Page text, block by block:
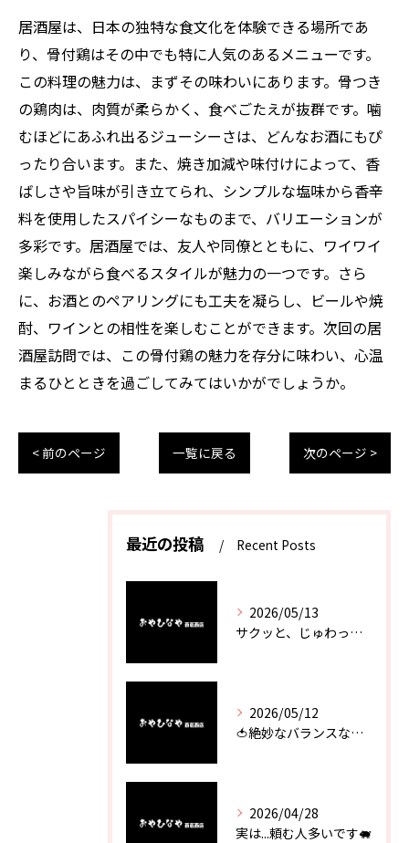
居酒屋は、日本の独特な食文化を体験できる場所であ
り、骨付鶏はその中でも特に人気のあるメニューです。
この料理の魅力は、まずその味わいにあります。骨つき
の鶏肉は、肉質が柔らかく、食べごたえが抜群です。噛
むほどにあふれ出るジューシーさは、どんなお酒にもぴ
ったり合います。また、焼き加減や味付けによって、香
ばしさや旨味が引き立てられ、シンプルな塩味から香辛
料を使用したスパイシーなものまで、バリエーションが
多彩です。居酒屋では、友人や同僚とともに、ワイワイ
楽しみながら食べるスタイルが魅力の一つです。さら
に、お酒とのペアリングにも工夫を凝らし、ビールや焼
酎、ワインとの相性を楽しむことができます。次回の居
酒屋訪問では、この骨付鶏の魅力を存分に味わい、心温
まるひとときを過ごしてみてはいかがでしょうか。
< 前のページ 一覧に戻る 次のページ >
最近の投稿 Recent Posts
2026/05/13
サクッと、じゅわっと。瀬戸内が香るカキフライ
2026/05/12
🍅絶妙なバランスなのに最高な一品🥗
2026/04/28
実は...頼む人多いです🐖